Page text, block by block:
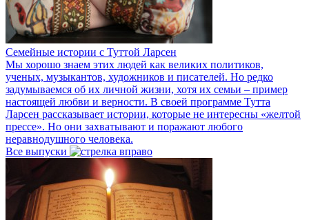
Семейные истории с Туттой Ларсен
Мы хорошо знаем этих людей как великих политиков,
ученых, музыкантов, художников и писателей. Но редко
задумываемся об их личной жизни, хотя их семьи – пример
настоящей любви и верности. В своей программе Тутта
Ларсен рассказывает истории, которые не интересны «желтой
прессе». Но они захватывают и поражают любого
неравнодушного человека.
Все выпуски